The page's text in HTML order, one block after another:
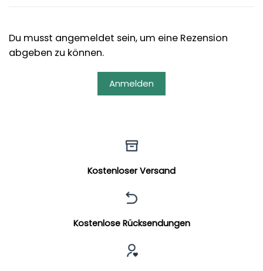
Du musst angemeldet sein, um eine Rezension
abgeben zu können.
Anmelden
Kostenloser Versand
Kostenlose Rücksendungen